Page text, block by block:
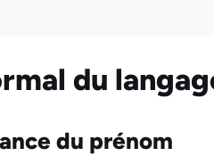
du
du prénom